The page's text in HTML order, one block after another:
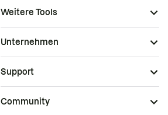
Weitere Tools
Unternehmen
Support
Community